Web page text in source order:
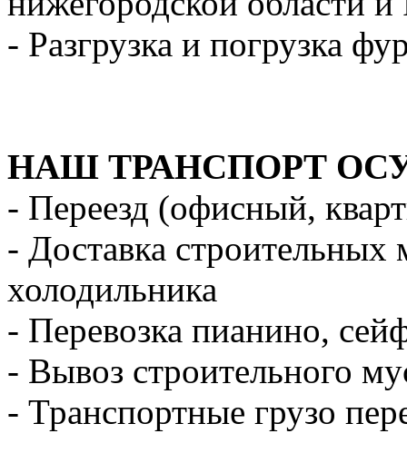
- Разгрузка и погрузка
НАШ ТРАНСПОРТ
- Переезд (офисный,
- Доставка
холодильника
- Перевозка пианино,
- Вывоз строительного
- Транспортные грузо